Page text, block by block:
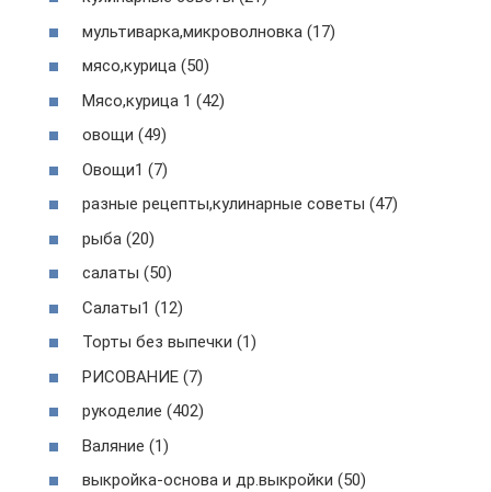
мультиварка,микроволновка (17)
мясо,курица (50)
Мясо,курица 1 (42)
овощи (49)
Овощи1 (7)
разные рецепты,кулинарные советы (47)
рыба (20)
салаты (50)
Салаты1 (12)
Торты без выпечки (1)
РИСОВАНИЕ (7)
рукоделие (402)
Валяние (1)
выкройка-основа и др.выкройки (50)